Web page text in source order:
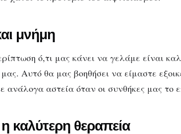
μνήμη
ό,τι μας κάνει να γελάμε είναι
Αυτό θα μας βοηθήσει να είμαστε
ανάλογα αστεία όταν οι συνθήκες μας το
η καλύτερη θεραπεία